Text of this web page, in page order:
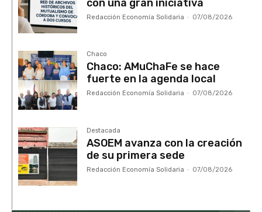
con una gran iniciativa
Redacción Economía Solidaria - 07/08/2026
Chaco
Chaco: AMuChaFe se hace
fuerte en la agenda local
Redacción Economía Solidaria - 07/08/2026
Destacada
ASOEM avanza con la creación
de su primera sede
Redacción Economía Solidaria - 07/08/2026